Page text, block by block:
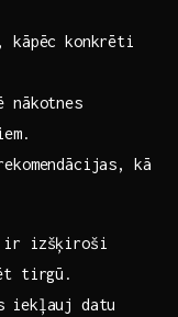
kāpēc konkrēti
nākotnes
kā
ir izšķiroši
tirgū.
iekļauj datu